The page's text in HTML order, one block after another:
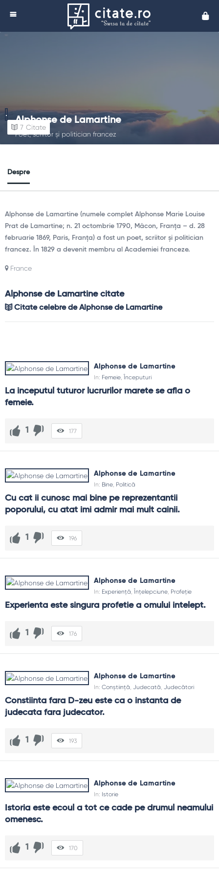
Alphonse de Lamartine
Poet, scriitor și politician francez
7 Citate
Despre
Alphonse de Lamartine (numele complet Alphonse Marie Louise
Prat de Lamartine; n. 21 octombrie 1790, Mâcon, Franța – d. 28
februarie 1869, Paris, Franța) a fost un poet, scriitor și politician
francez. În 1829 a devenit membru al Academiei franceze.
France
Alphonse de Lamartine citate
Citate celebre de Alphonse de Lamartine
Alphonse de Lamartine
In: Femeie, Începuturi
La inceputul tuturor lucrurilor marete se afla o
femeie.
1 177
Alphonse de Lamartine
In: Bine, Politică
Cu cat ii cunosc mai bine pe reprezentantii
poporului, cu atat imi admir mai mult cainii.
1 196
Alphonse de Lamartine
In: Experiență, Înțelepciune, Profeție
Experienta este singura profetie a omului intelept.
1 176
Alphonse de Lamartine
In: Conștiință, Judecată, Judecători
Constiinta fara D-zeu este ca o instanta de
judecata fara judecator.
1 193
Alphonse de Lamartine
In: Istorie
Istoria este ecoul a tot ce cade pe drumul neamului
omenesc.
1 170